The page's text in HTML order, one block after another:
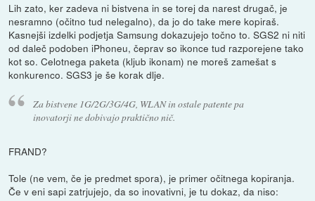
Lih zato, ker zadeva ni bistvena in se torej da narest drugač, je
nesramno (očitno tud nelegalno), da jo do take mere kopiraš.
Kasnejši izdelki podjetja Samsung dokazujejo točno to. SGS2 ni niti
od daleč podoben iPhoneu, čeprav so ikonce tud razporejene tako
kot so. Celotnega paketa (kljub ikonam) ne moreš zamešat s
konkurenco. SGS3 je še korak dlje.
Za bistvene 1G/2G/3G/4G, WLAN in ostale patente pa
inovatorji ne dobivajo praktično nič.
FRAND?
Tole (ne vem, če je predmet spora), je primer očitnega kopiranja.
Če v eni sapi zatrjujejo, da so inovativni, je tu dokaz, da niso: